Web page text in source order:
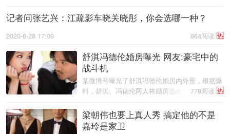
才能成名?我说有人捧，成名最快。例如我自
己，在小公司出了三张唱片都不咋地 ...
记者问张艺兴：江疏影车晓关晓彤，你会选哪一种？
热
864阅读
2020-6-28 17:09
舒淇冯德伦婚房曝光 网友:豪宅中的
战斗机
热
779阅读
某微博号曝光了舒淇冯德伦婚房内外景，根据爆
料，舒淇、冯德伦两人将婚房选在了台北内湖成
三房一厅，价值估约1500万人民币。爆料一出不
少网友喊话：“这简直堪称是豪宅中 ...
梁朝伟也要上真人秀 搞定他的不是
嘉玲是家卫